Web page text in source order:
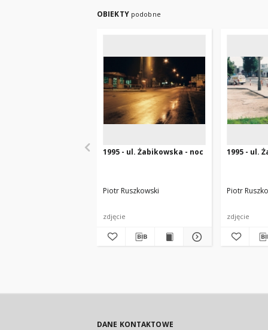
OBIEKTY podobne
1995 - ul. Żabikowska - noc
Piotr Ruszkowski
zdjęcie
1995 - ul.
Piotr
zdjęcie
DANE KONTAKTOWE